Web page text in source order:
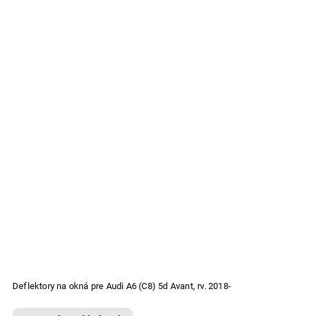
Deflektory na okná pre Audi A6 (C8) 5d Avant, rv. 2018-